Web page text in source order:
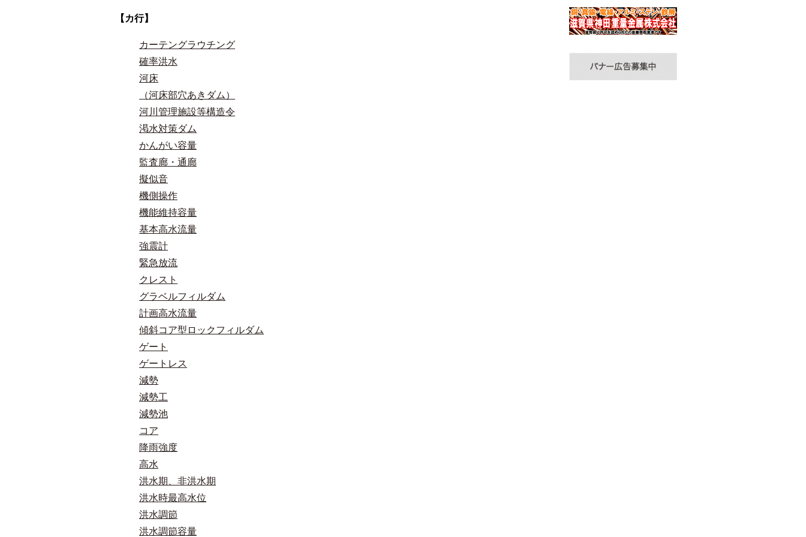
【カ行】
カーテングラウチング
確率洪水
河床
（河床部穴あきダム）
河川管理施設等構造令
渇水対策ダム
かんがい容量
監査廊・通廊
擬似音
機側操作
機能維持容量
基本高水流量
強震計
緊急放流
クレスト
グラベルフィルダム
計画高水流量
傾斜コア型ロックフィルダム
ゲート
ゲートレス
減勢
減勢工
減勢池
コア
降雨強度
高水
洪水期、非洪水期
洪水時最高水位
洪水調節
洪水調節容量